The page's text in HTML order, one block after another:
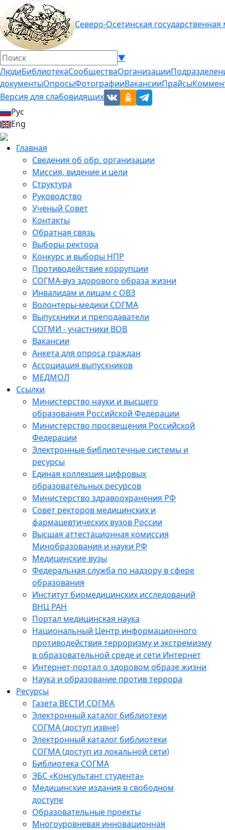
Северо-Осетинская
▼
ЛюдиБиблиотекаСообществаОрганизации
документыОпросыФотографииВакансииПрайсы
Версия для слабовидящих
Рус
Eng
Главная
Сведения об обр. организации
Миссия, видение и цели
Структура
Руководство
Ученый Совет
Контакты
Обратная связь
Выборы ректора
Конкурс и выборы НПР
Противодействие коррупции
СОГМА-вуз здорового образа жизни
Инвалидам и лицам с ОВЗ
Волонтеры-медики СОГМА
Выпускники и преподаватели
СОГМИ - участники ВОВ
Вакансии
Анкета для опроса граждан
Ассоциация выпускников
МЕДМОЛ
Ссылки
Министерство науки и высшего
образования Российской Федерации
Министерство просвещения Российской
Федерации
Электронные библиотечные системы и
ресурсы
Единая коллекция цифровых
образовательных ресурсов
Министерство здравоохранения РФ
Совет ректоров медицинских и
фармацевтических вузов России
Высшая аттестационная комиссия
Минобразования и науки РФ
Медицинские вузы
Федеральная служба по надзору в сфере
образования
Институт биомедицинских исследований
ВНЦ РАН
Портал медицинская наука
Национальный Центр информационного
противодействия терроризму и экстремизму
в образовательной среде и сети Интернет
Интернет-портал о здоровом образе жизни
Наука и образование против террора
Ресурсы
Газета ВЕСТИ СОГМА
Электронный каталог библиотеки
СОГМА (доступ извне)
Электронный каталог библиотеки
СОГМА (доступ из локальной сети)
Библиотека СОГМА
ЭБС «Консультант студента»
Медицинские издания в свободном
доступе
Образовательные проекты
Многоуровневая инновационная